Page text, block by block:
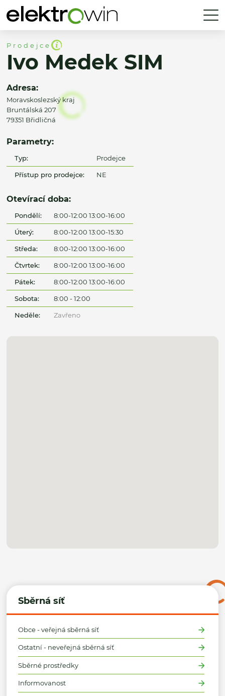
Sběrná síť
Obce - veřejná sběrná síť
Ostatní - neveřejná sběrná síť
Sběrné prostředky
Informovanost
Prodejce
Ivo Medek SIM
Adresa:
Moravskoslezský kraj
Bruntálská 207
79351 Břidličná
Parametry:
Typ: Prodejce
Přístup pro prodejce: NE
Otevírací doba:
Pondělí: 8:00-12:00 13:00-16:00
Úterý: 8:00-12:00 13:00-15:30
Středa: 8:00-12:00 13:00-16:00
Čtvrtek: 8:00-12:00 13:00-16:00
Pátek: 8:00-12:00 13:00-16:00
Sobota: 8:00 - 12:00
Neděle: Zavřeno